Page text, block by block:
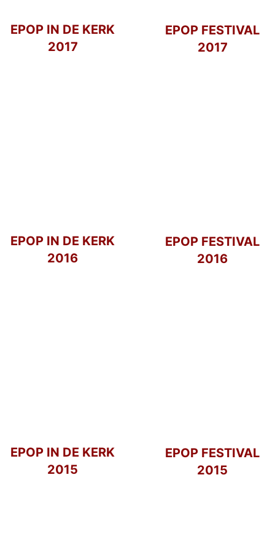
EPOP IN DE KERK
2017
EPOP FESTIVAL
2017
EPOP IN DE KERK
2016
EPOP FESTIVAL
2016
EPOP IN DE KERK
2015
EPOP FESTIVAL
2015